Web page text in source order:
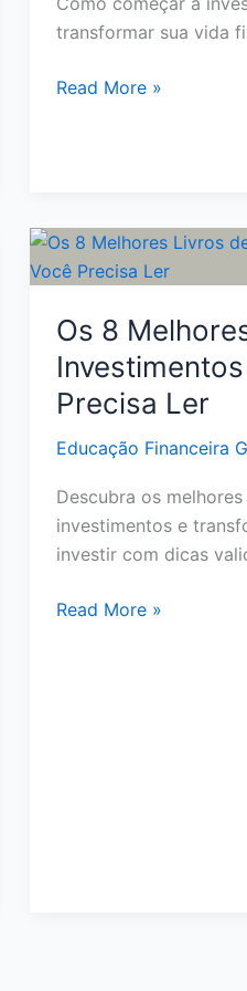
transformar sua vida
Como
zero
alcançar
a
liberdade
financeira
Read More »
Os 8
Precisa Ler
Educação Financeira
Descubra os
investimentos e
investir com dicas
Os
Read More »